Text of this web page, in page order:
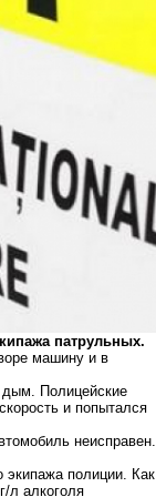
патрульных.
машину и в
дым. Полицейские
и попытался
неисправен.
экипажа полиции. Как
л алкоголя